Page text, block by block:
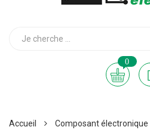
0
Accueil Composant électronique